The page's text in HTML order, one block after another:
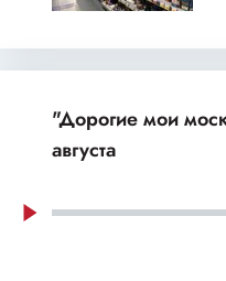
"Дорогие мои
августа